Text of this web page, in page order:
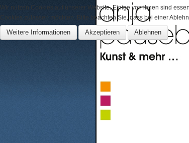
Wir nutzen Cookies auf unserer Website. Einige von ihnen sind
Cookies zulassen möchten. Bitte beachten Sie, dass bei einer
Weitere Informationen Akzeptieren Ablehnen